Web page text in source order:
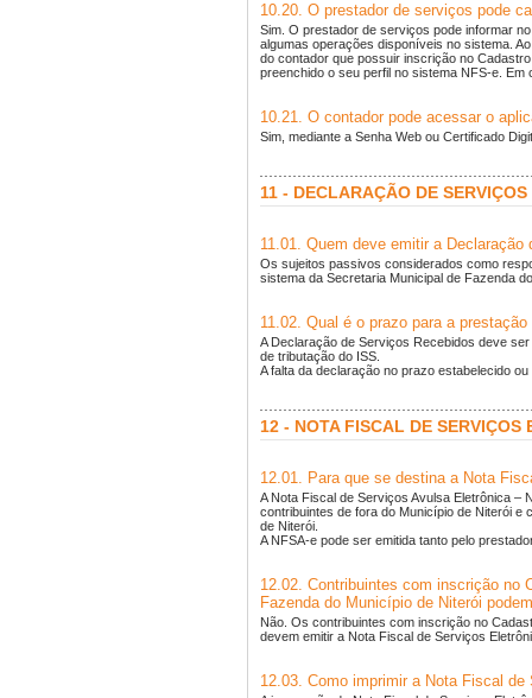
10.20. O prestador de serviços pode
Sim. O prestador de serviços pode informar
algumas operações disponíveis no sistema.
do contador que possuir inscrição no
preenchido o seu perfil no sistema NFS-e.
10.21. O contador pode acessar o
Sim, mediante a Senha Web ou Certificado
11 - DECLARAÇÃO DE
11.01. Quem deve emitir a Declaração
Os sujeitos passivos considerados como
sistema da Secretaria Municipal de Fazenda
11.02. Qual é o prazo para a
A Declaração de Serviços Recebidos deve
de tributação do ISS.
A falta da declaração no prazo estabelecido
12 - NOTA FISCAL DE SERVIÇOS
12.01. Para que se destina a Nota
A Nota Fiscal de Serviços Avulsa Eletrônica
contribuintes de fora do Município de Niterói
de Niterói.
A NFSA-e pode ser emitida tanto pelo
12.02. Contribuintes com inscrição no
Fazenda do Município de Niterói
Não. Os contribuintes com inscrição no
devem emitir a Nota Fiscal de Serviços
12.03. Como imprimir a Nota Fiscal